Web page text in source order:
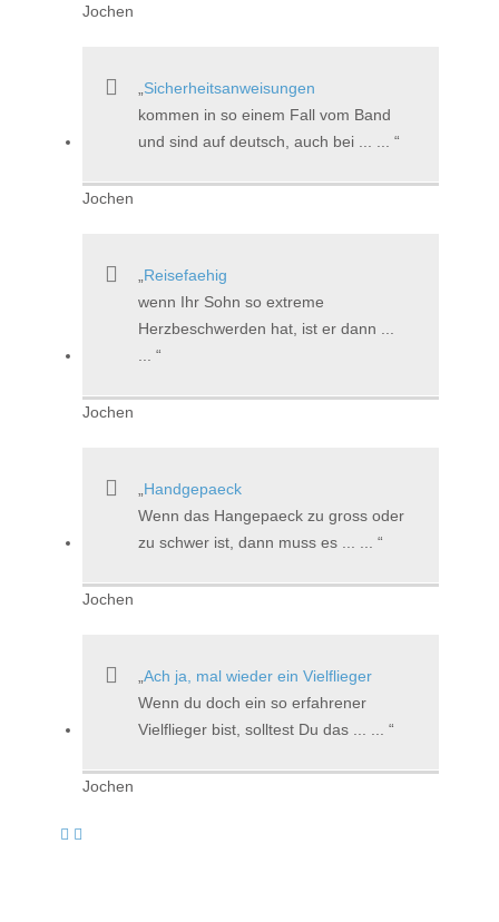
Jochen
Sicherheitsanweisungen
kommen in so einem Fall vom Band
und sind auf deutsch, auch bei ... ...
Jochen
Reisefaehig
wenn Ihr Sohn so extreme
Herzbeschwerden hat, ist er dann ...
Jochen
Handgepaeck
Wenn das Hangepaeck zu gross oder
zu schwer ist, dann muss es ... ...
Jochen
Ach ja, mal wieder ein Vielflieger
Wenn du doch ein so erfahrener
Vielflieger bist, solltest Du das ... ...
Jochen